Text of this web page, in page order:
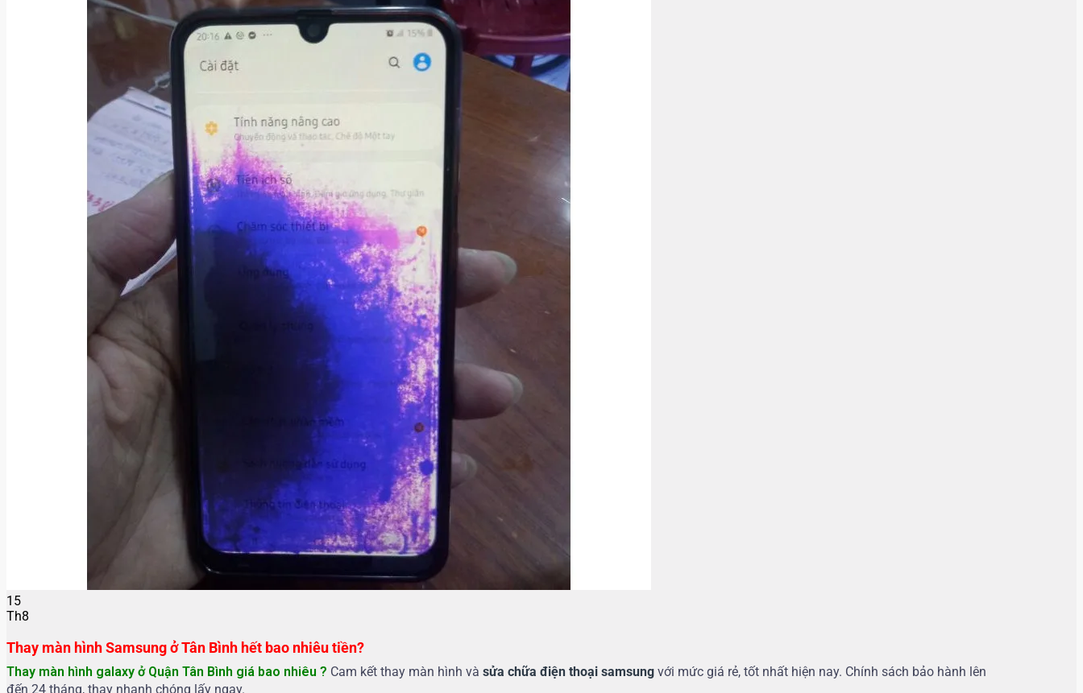
15
Th8
Thay màn hình Samsung ở Tân Bình hết bao nhiêu tiền?
Thay màn hình galaxy ở Quận Tân Bình giá bao nhiêu ? Cam kết thay màn hình và sửa chữa điện thoại samsung với mức giá rẻ, tốt nhất hiện nay. Chính sách bảo hành lên
đến 24 tháng, thay nhanh chóng lấy ngay.